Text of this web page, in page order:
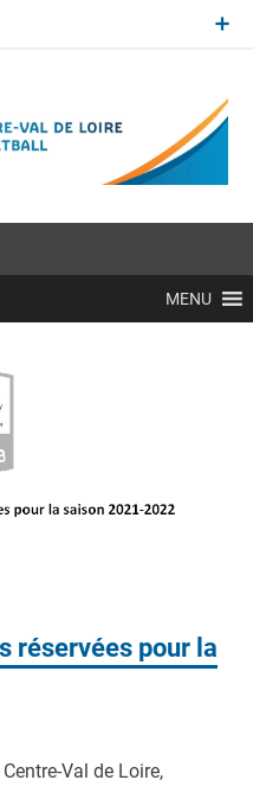
MENU
réservées pour la
Val de Loire,